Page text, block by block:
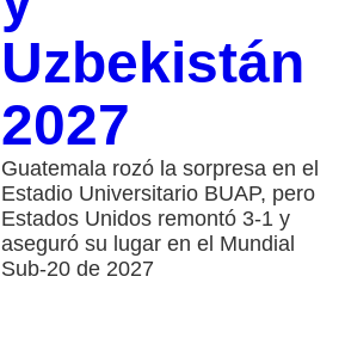
Uzbekistán
2027
Guatemala rozó la sorpresa en el
Estadio Universitario BUAP, pero
Estados Unidos remontó 3-1 y
aseguró su lugar en el Mundial
Sub-20 de 2027